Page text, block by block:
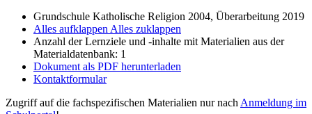
Grundschule Katholische Religion 2004, Überarbeitung 2019
Alles aufklappen Alles zuklappen
Anzahl der Lernziele und -inhalte mit Materialien aus der
Materialdatenbank: 1
Dokument als PDF herunterladen
Kontaktformular
Zugriff auf die fachspezifischen Materialien nur nach Anmeldung im